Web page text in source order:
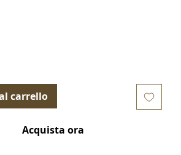
carrello
Acquista ora